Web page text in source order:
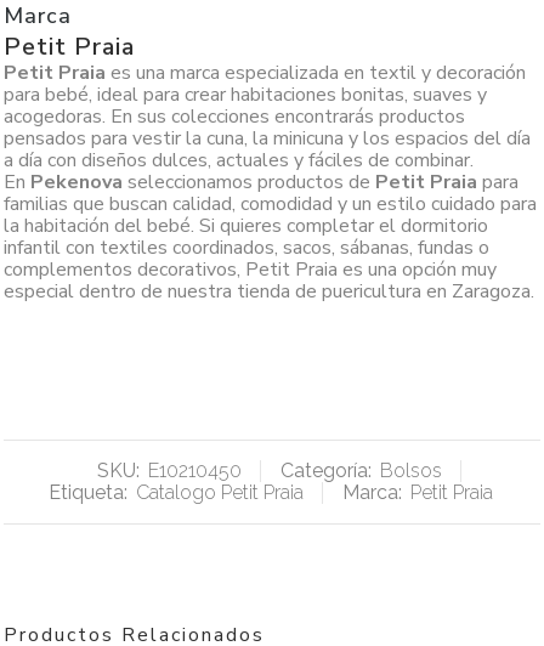
Marca
Petit Praia
Petit Praia es una marca especializada en textil y decoración
para bebé, ideal para crear habitaciones bonitas, suaves y
acogedoras. En sus colecciones encontrarás productos
pensados para vestir la cuna, la minicuna y los espacios del día
a día con diseños dulces, actuales y fáciles de combinar.
En Pekenova seleccionamos productos de Petit Praia para
familias que buscan calidad, comodidad y un estilo cuidado para
la habitación del bebé. Si quieres completar el dormitorio
infantil con textiles coordinados, sacos, sábanas, fundas o
complementos decorativos, Petit Praia es una opción muy
especial dentro de nuestra tienda de puericultura en Zaragoza.
SKU: E10210450 Categoría: Bolsos
Etiqueta: Catalogo Petit Praia Marca: Petit Praia
Productos Relacionados